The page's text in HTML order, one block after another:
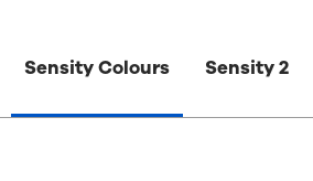
Sensity Colours Sensity 2